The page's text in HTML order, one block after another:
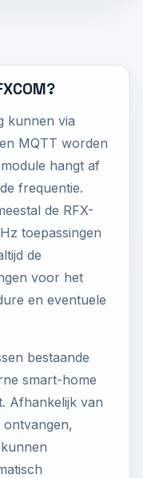
kunnen via
MQTT worden
hangt af
frequentie.
de RFX-
toepassingen
de
voor het
en eventuele
bestaande
smart-home
Afhankelijk van